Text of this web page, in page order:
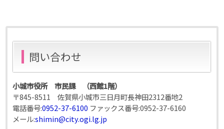
問い合わせ
小城市役所 市民課 （西館1階）
〒845-8511 佐賀県小城市三日月町長神田2312番地2
電話番号:0952-37-6100 ファックス番号:0952-37-6160
メール:shimin@city.ogi.lg.jp